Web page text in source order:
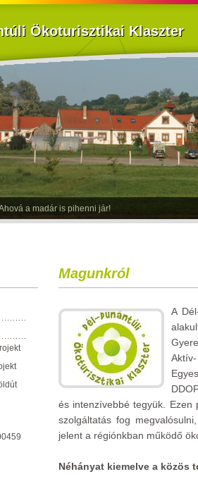
Ökoturisztikai Klaszter
a madár is pihenni jár!
Magunkról
A
és intenzívebbé tegyük. Ezen
szolgáltatás fog
jelent a régiónkban működő
Néhányat kiemelve a közös